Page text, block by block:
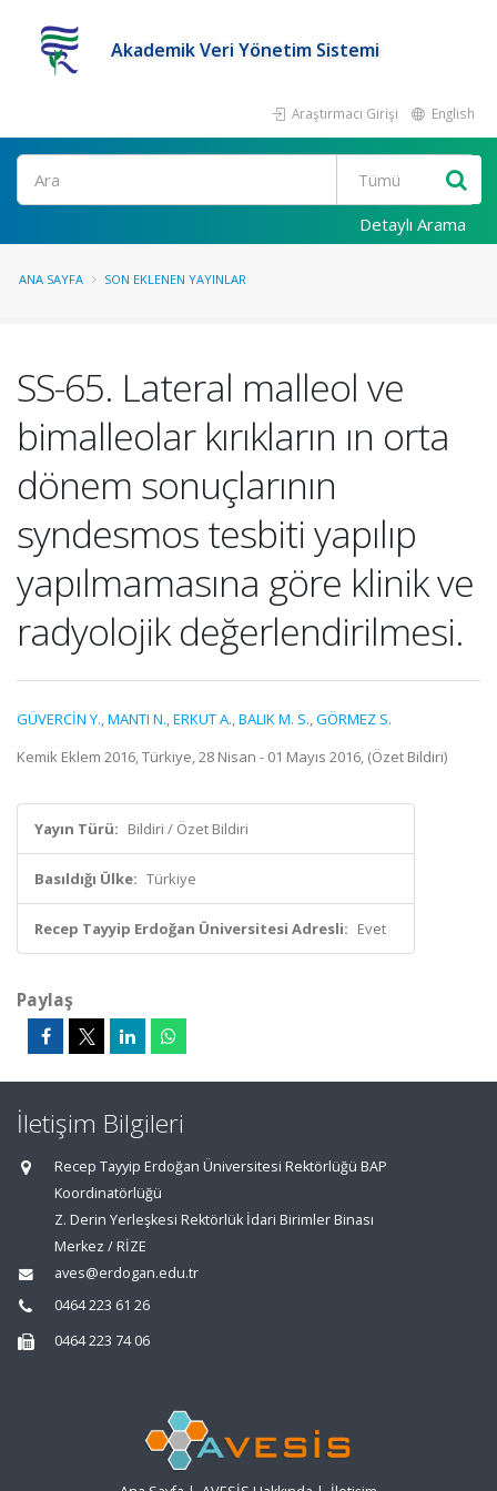
Akademik Veri Yönetim Sistemi
Araştırmacı Girişi English
Ara
Detaylı Arama
ANA SAYFA SON EKLENEN YAYINLAR
SS-65. Lateral malleol ve
bimalleolar kırıkların ın orta
dönem sonuçlarının
syndesmos tesbiti yapılıp
yapılmamasına göre klinik ve
radyolojik değerlendirilmesi.
GÜVERCİN Y.,MANTI N.,ERKUT A.,BALIK M. S.,GÖRMEZ S.
Kemik Eklem 2016, Türkiye, 28 Nisan - 01 Mayıs 2016, (Özet Bildiri)
Yayın Türü: Bildiri / Özet Bildiri
Basıldığı Ülke: Türkiye
Recep Tayyip Erdoğan Üniversitesi Adresli: Evet
Paylaş
İletişim Bilgileri
Recep Tayyip Erdoğan Üniversitesi Rektörlüğü BAP
Koordinatörlüğü
Z. Derin Yerleşkesi Rektörlük İdari Birimler Binası
Merkez / RİZE
aves@erdogan.edu.tr
0464 223 61 26
0464 223 74 06